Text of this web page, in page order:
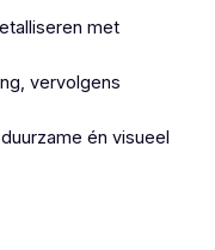
met
vervolgens
én visueel